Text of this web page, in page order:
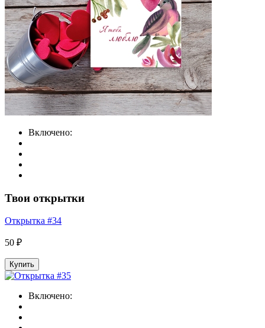
Включено:
Твои открытки
Открытка #34
50 ₽
Купить
Включено: